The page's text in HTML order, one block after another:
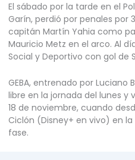
El sábado por la tarde en el
Garín, perdió por penales por
capitán Martín Yahia como
Mauricio Metz en el arco. Al
Social y Deportivo con gol de
GEBA, entrenado por
libre en la jornada del lunes y
18 de noviembre, cuando
Ciclón (Disney+ en vivo) en
fase.